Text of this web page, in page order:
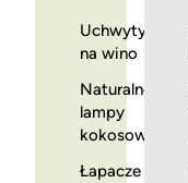
Uchwyty
na wino
Naturalne
lampy
kokosowe
Łapacze